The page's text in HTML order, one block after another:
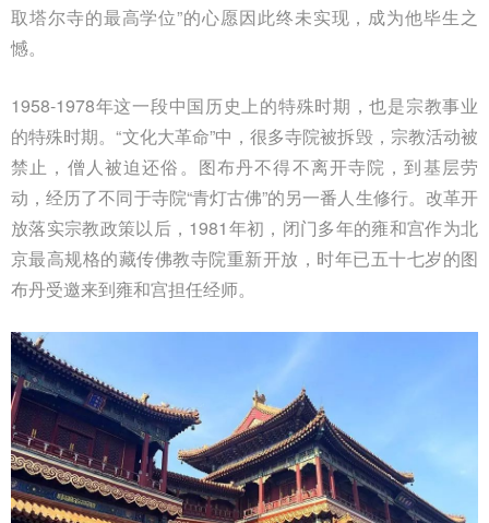
取塔尔寺的最高学位”的心愿因此终未实现，成为他毕生之
憾。
1958-1978年这一段中国历史上的特殊时期，也是宗教事业
的特殊时期。“文化大革命”中，很多寺院被拆毁，宗教活动被
禁止，僧人被迫还俗。图布丹不得不离开寺院，到基层劳
动，经历了不同于寺院“青灯古佛”的另一番人生修行。改革开
放落实宗教政策以后，1981年初，闭门多年的雍和宫作为北
京最高规格的藏传佛教寺院重新开放，时年已五十七岁的图
布丹受邀来到雍和宫担任经师。